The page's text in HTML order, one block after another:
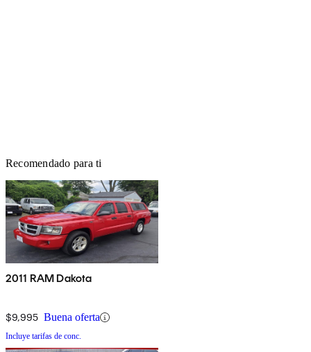
Recomendado para ti
2011 RAM Dakota
$9,995 Buena oferta
Incluye tarifas de conc.